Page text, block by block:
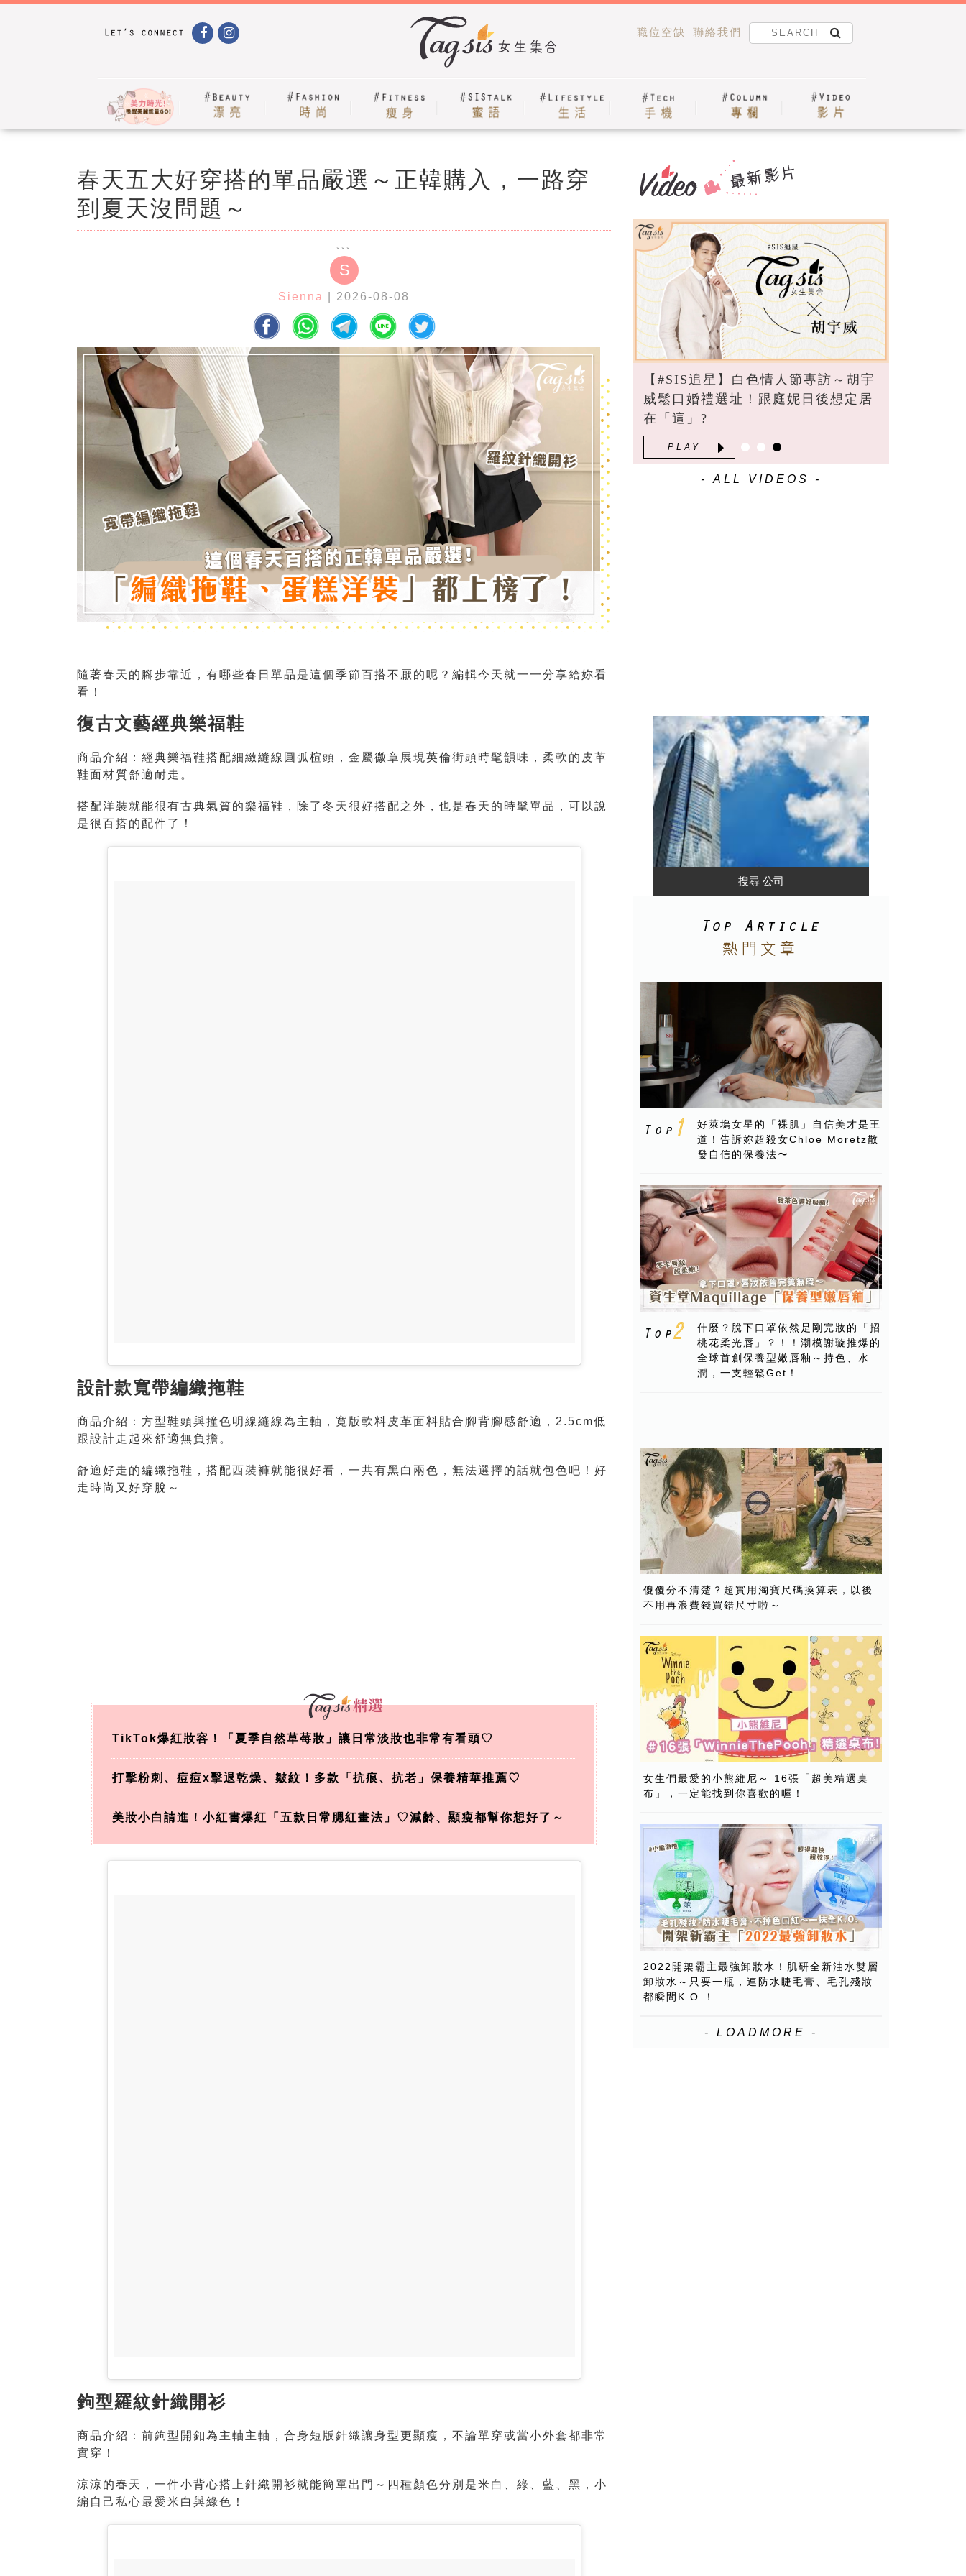
職位空缺 聯絡我們
春天五大好穿搭的單品嚴選～正韓購入，一路穿
到夏天沒問題～
S
Sienna | 2026-08-08
隨著春天的腳步靠近，有哪些春日單品是這個季節百搭不厭的呢？編輯今天就一一分享給妳看
看！
復古文藝經典樂福鞋
商品介紹：經典樂福鞋搭配細緻縫線圓弧楦頭，金屬徽章展現英倫街頭時髦韻味，柔軟的皮革
鞋面材質舒適耐走。
搭配洋裝就能很有古典氣質的樂福鞋，除了冬天很好搭配之外，也是春天的時髦單品，可以說
是很百搭的配件了！
設計款寬帶編織拖鞋
商品介紹：方型鞋頭與撞色明線縫線為主軸，寬版軟料皮革面料貼合腳背腳感舒適，2.5cm低
跟設計走起來舒適無負擔。
舒適好走的編織拖鞋，搭配西裝褲就能很好看，一共有黑白兩色，無法選擇的話就包色吧！好
走時尚又好穿脫～
TikTok爆紅妝容！「夏季自然草莓妝」讓日常淡妝也非常有看頭♡
打擊粉刺、痘痘x擊退乾燥、皺紋！多款「抗痕、抗老」保養精華推薦♡
美妝小白請進！小紅書爆紅「五款日常腮紅畫法」♡減齡、顯瘦都幫你想好了～
鉤型羅紋針織開衫
商品介紹：前鉤型開釦為主軸主軸，合身短版針織讓身型更顯瘦，不論單穿或當小外套都非常
實穿！
涼涼的春天，一件小背心搭上針織開衫就能簡單出門～四種顏色分別是米白、綠、藍、黑，小
編自己私心最愛米白與綠色！
【#SIS追星】白色情人節專訪～胡宇
威鬆口婚禮選址！跟庭妮日後想定居
在「這」?
PLAY
- ALL VIDEOS -
好萊塢女星的「裸肌」自信美才是王
道！告訴妳超殺女Chloe Moretz散
發自信的保養法〜
什麼？脫下口罩依然是剛完妝的「招
桃花柔光唇」？！！潮模謝璇推爆的
全球首創保養型嫩唇釉～持色、水
潤，一支輕鬆Get！
傻傻分不清楚？超實用淘寶尺碼換算表，以後
不用再浪費錢買錯尺寸啦～
女生們最愛的小熊維尼～ 16張「超美精選桌
布」，一定能找到你喜歡的喔！
2022開架霸主最強卸妝水！肌研全新油水雙層
卸妝水～只要一瓶，連防水睫毛膏、毛孔殘妝
都瞬間K.O.！
- LOADMORE -